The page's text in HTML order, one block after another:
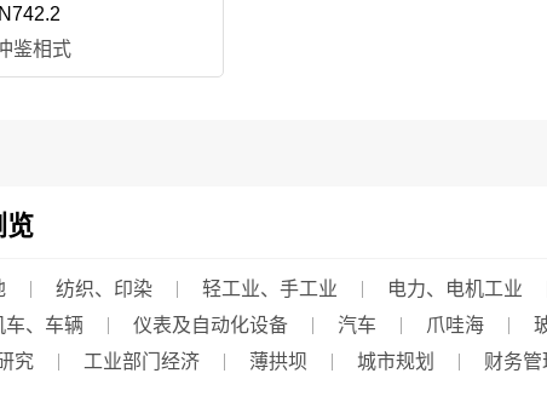
鉴相式
览
纺织、印染 轻工业、手工业 电力、电机工业
车、车辆 仪表及自动化设备 汽车 爪哇海
究
工业部门经济 薄拱坝 城市规划 财务